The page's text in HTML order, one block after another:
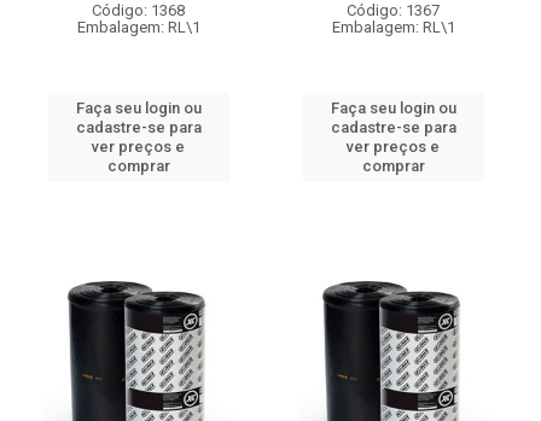
Código: 1368
Embalagem: RL\1
Faça seu login ou
cadastre-se para
ver preços e
comprar
Código: 1367
Embalagem: RL\1
Faça seu login ou
cadastre-se para
ver preços e
comprar